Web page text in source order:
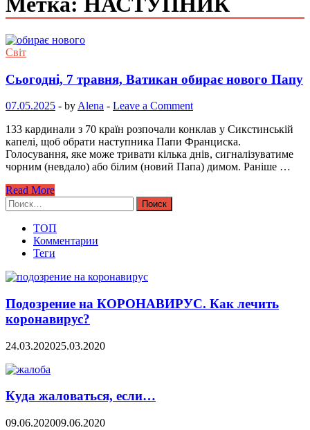
Світ
Сьогодні, 7 травня, Ватикан обирає нового Папу
07.05.2025 - by Alena - Leave a Comment
133 кардинали з 70 країн розпочали конклав у Сикстинській
капелі, щоб обрати наступника Папи Франциска.
Голосування, яке може тривати кілька днів, сигналізуватиме
чорним (невдало) або білим (новий Папа) димом. Раніше …
Read More
Найти:
ТОП
Комментарии
Теги
Подозрение на КОРОНАВИРУС. Как лечить
коронавирус?
24.03.202025.03.2020
Куда жаловаться, если…
09.06.202009.06.2020